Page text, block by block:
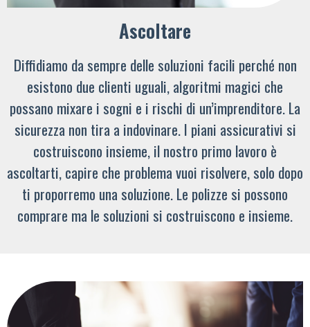
Ascoltare
Diffidiamo da sempre delle soluzioni facili perché non
esistono due clienti uguali, algoritmi magici che
possano mixare i sogni e i rischi di un’imprenditore. La
sicurezza non tira a indovinare. I piani assicurativi si
costruiscono insieme, il nostro primo lavoro è
ascoltarti, capire che problema vuoi risolvere, solo dopo
ti proporremo una soluzione. Le polizze si possono
comprare ma le soluzioni si costruiscono e insieme.